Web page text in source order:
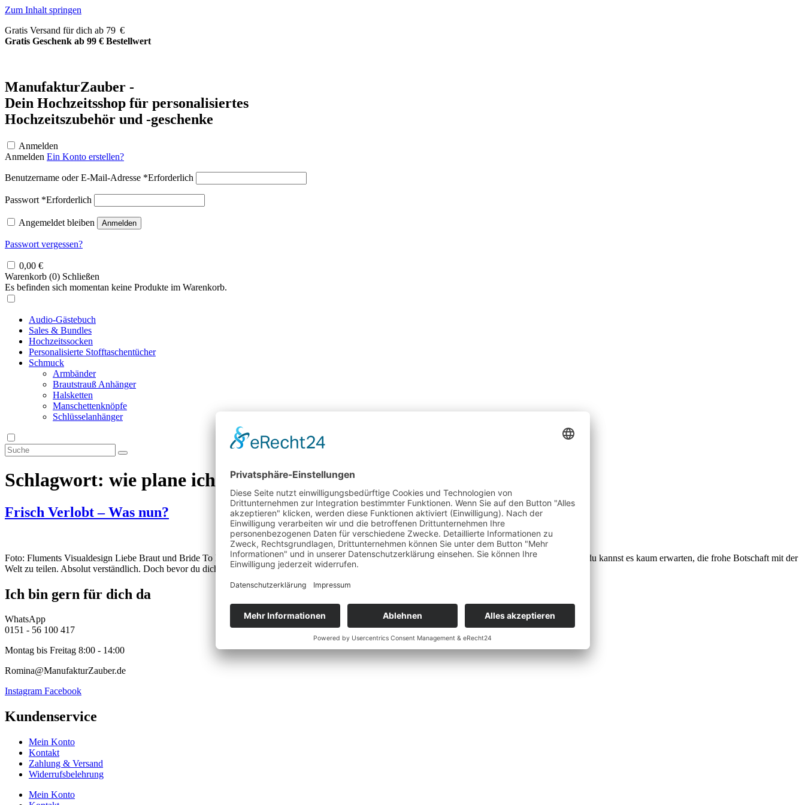
Zum Inhalt springen
Gratis Versand für dich ab 79 €
Gratis Geschenk ab 99 € Bestellwert
ManufakturZauber -
Dein Hochzeitsshop für personalisiertes
Hochzeitszubehör und -geschenke
Anmelden
Anmelden Ein Konto erstellen?
Benutzername oder E-Mail-Adresse *Erforderlich
Passwort *Erforderlich
Angemeldet bleiben Anmelden
Passwort vergessen?
0,00 €
Warenkorb (0) Schließen
Es befinden sich momentan keine Produkte im Warenkorb.
Audio-Gästebuch
Sales & Bundles
Hochzeitssocken
Personalisierte Stofftaschentücher
Schmuck
Armbänder
Brautstrauß Anhänger
Halsketten
Manschettenknöpfe
Schlüsselanhänger
Schlagwort: wie plane ich eine Hochzeit
Frisch Verlobt – Was nun?
Foto: Fluments Visualdesign Liebe Braut und Bride To Be, herzlichen Glückwunsch, ihr seid verlobt! Dein Finger funkelt, dein Herz klopft schneller und du kannst es kaum erwarten, die frohe Botschaft mit der
Welt zu teilen. Absolut verständlich. Doch bevor du dich in die Hochzeitsplanung stürzt, atme einmal tief durch. In diesem Artikel erfährst du die […]
Ich bin gern für dich da
WhatsApp
0151 - 56 100 417
Montag bis Freitag 8:00 - 14:00
Romina@ManufakturZauber.de
Instagram Facebook
Kundenservice
Mein Konto
Kontakt
Zahlung & Versand
Widerrufsbelehrung
Mein Konto